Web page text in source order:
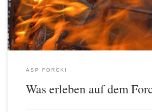
Im Inneren sorgen erhitzte Steine und […]
ASP FORCKI
Was erleben auf dem